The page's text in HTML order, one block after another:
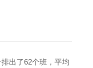
出了62个班，平均